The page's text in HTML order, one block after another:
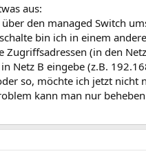
aus:
den managed Switch
bin ich in einem
Zugriffsadressen (in den
Netz B eingebe (z.B.
so, möchte ich jetzt nicht
kann man nur